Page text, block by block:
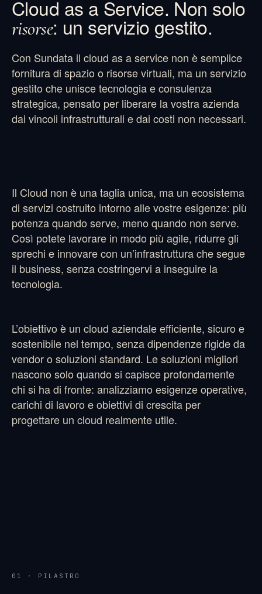
Cloud as a Service. Non solo
risorse: un servizio gestito.
Con Sundata il cloud as a service non è semplice
fornitura di spazio o risorse virtuali, ma un servizio
gestito che unisce tecnologia e consulenza
strategica, pensato per liberare la vostra azienda
dai vincoli infrastrutturali e dai costi non necessari.
Il Cloud non è una taglia unica, ma un ecosistema
di servizi costruito intorno alle vostre esigenze: più
potenza quando serve, meno quando non serve.
Così potete lavorare in modo più agile, ridurre gli
sprechi e innovare con un’infrastruttura che segue
il business, senza costringervi a inseguire la
tecnologia.
L’obiettivo è un cloud aziendale efficiente, sicuro e
sostenibile nel tempo, senza dipendenze rigide da
vendor o soluzioni standard. Le soluzioni migliori
nascono solo quando si capisce profondamente
chi si ha di fronte: analizziamo esigenze operative,
carichi di lavoro e obiettivi di crescita per
progettare un cloud realmente utile.
01 · PILASTRO